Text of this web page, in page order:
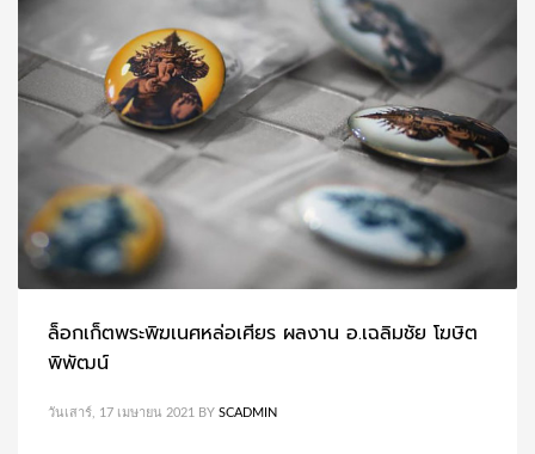
ล็อกเก็ตพระพิฆเนศหล่อเศียร ผลงาน อ.เฉลิมชัย โฆษิต
พิพัฒน์
วันเสาร์, 17 เมษายน 2021 BY SCADMIN